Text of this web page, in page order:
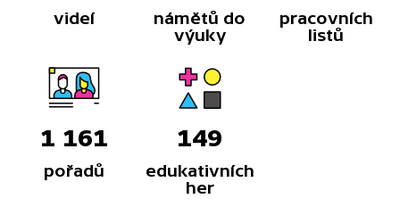
videí
námětů do
výuky
pracovních
listů
1 161
pořadů
149
edukativních
her